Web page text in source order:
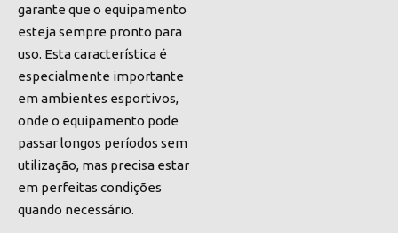
garante que o equipamento
esteja sempre pronto para
uso. Esta característica é
especialmente importante
em ambientes esportivos,
onde o equipamento pode
passar longos períodos sem
utilização, mas precisa estar
em perfeitas condições
quando necessário.